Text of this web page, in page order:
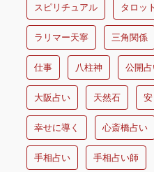
スピリチュアル タロット
ラリマー天寧 三角関係
仕事 八柱神 公開
大阪占い 天然石
幸せに導く 心斎橋占い
手相占い 手相占い師